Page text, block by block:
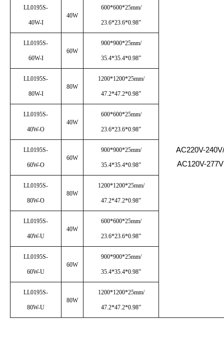
LL0195S-
40W-I
40W
600*600*25mm/
23.6*23.6*0.98”
AC220V-240V/
AC120V-277V
LL0195S-
60W-I
60W
900*900*25mm/
35.4*35.4*0.98”
LL0195S-
80W-I
80W
1200*1200*25mm/
47.2*47.2*0.98”
LL0195S-
40W-O
40W
600*600*25mm/
23.6*23.6*0.98”
LL0195S-
60W-O
60W
900*900*25mm/
35.4*35.4*0.98”
LL0195S-
80W-O
80W
1200*1200*25mm/
47.2*47.2*0.98”
LL0195S-
40W-U
40W
600*600*25mm/
23.6*23.6*0.98”
LL0195S-
60W-U
60W
900*900*25mm/
35.4*35.4*0.98”
LL0195S-
80W-U
80W
1200*1200*25mm/
47.2*47.2*0.98”